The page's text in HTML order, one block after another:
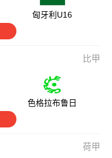
匈牙利U16
比甲
色格拉布鲁日
荷甲